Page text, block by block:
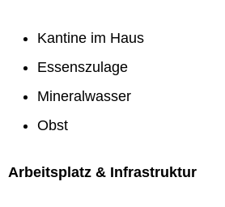
Kantine im Haus
Essenszulage
Mineralwasser
Obst
Arbeitsplatz & Infrastruktur